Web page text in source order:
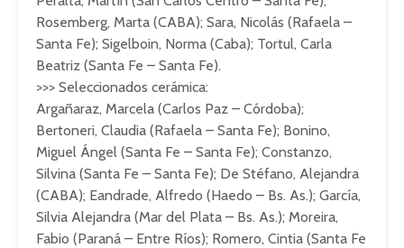
Rosemberg, Marta (CABA); Sara, Nicolás (Rafaela –
Santa Fe); Sigelboin, Norma (Caba); Tortul, Carla
Beatriz (Santa Fe – Santa Fe).
>>> Seleccionados cerámica:
Argañaraz, Marcela (Carlos Paz – Córdoba);
Bertoneri, Claudia (Rafaela – Santa Fe); Bonino,
Miguel Ángel (Santa Fe – Santa Fe); Constanzo,
Silvina (Santa Fe – Santa Fe); De Stéfano, Alejandra
(CABA); Eandrade, Alfredo (Haedo – Bs. As.); García,
Silvia Alejandra (Mar del Plata – Bs. As.); Moreira,
Fabio (Paraná – Entre Ríos); Romero, Cintia (Santa Fe